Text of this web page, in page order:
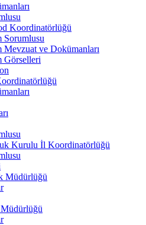
Koordinatörlüğü
Sorumlusu
Mevzuat ve Dokümanları
Görselleri
Kurulu İl Koordinatörlüğü
Müdürlüğü